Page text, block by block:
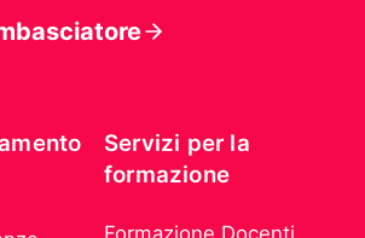
Servizi per la
formazione